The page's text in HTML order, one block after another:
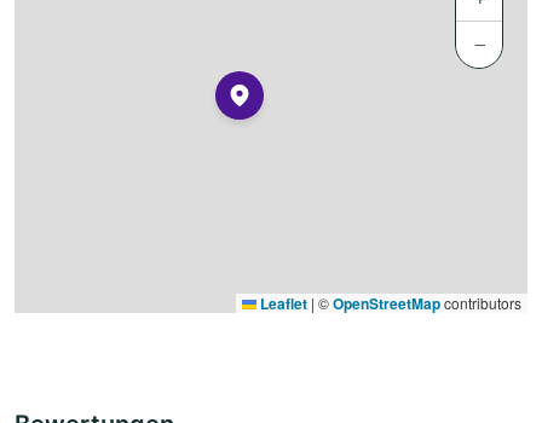
−
Leaflet | ©OpenStreetMapcontributors